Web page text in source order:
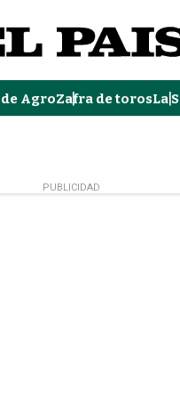
AgroZafra de torosLa
PUBLICIDAD